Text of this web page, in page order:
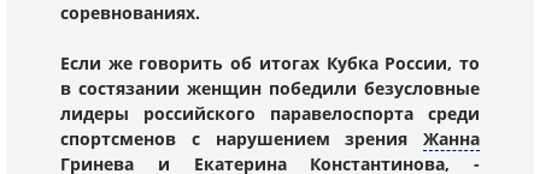
соревнованиях.
Если же говорить об итогах Кубка России, то
в состязании женщин победили безусловные
лидеры российского паравелоспорта среди
спортсменов с нарушением зрения Жанна
Гринева и Екатерина Константинова, -